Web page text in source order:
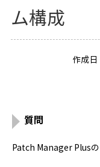
ム構成
作成
質問
Patch Manager Plusの